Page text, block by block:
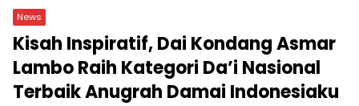
News
Kisah Inspiratif, Dai Kondang Asmar
Lambo Raih Kategori Da’i Nasional
Terbaik Anugrah Damai Indonesiaku